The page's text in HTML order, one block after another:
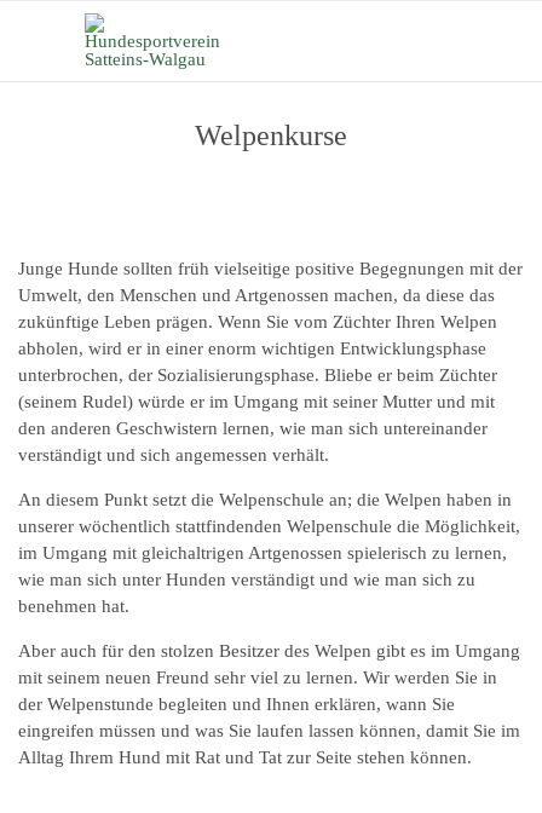
Welpenkurse
Junge Hunde sollten früh vielseitige positive Begegnungen mit der
Umwelt, den Menschen und Artgenossen machen, da diese das
zukünftige Leben prägen. Wenn Sie vom Züchter Ihren Welpen
abholen, wird er in einer enorm wichtigen Entwicklungsphase
unterbrochen, der Sozialisierungsphase. Bliebe er beim Züchter
(seinem Rudel) würde er im Umgang mit seiner Mutter und mit
den anderen Geschwistern lernen, wie man sich untereinander
verständigt und sich angemessen verhält.
An diesem Punkt setzt die Welpenschule an; die Welpen haben in
unserer wöchentlich stattfindenden Welpenschule die Möglichkeit,
im Umgang mit gleichaltrigen Artgenossen spielerisch zu lernen,
wie man sich unter Hunden verständigt und wie man sich zu
benehmen hat.
Aber auch für den stolzen Besitzer des Welpen gibt es im Umgang
mit seinem neuen Freund sehr viel zu lernen. Wir werden Sie in
der Welpenstunde begleiten und Ihnen erklären, wann Sie
eingreifen müssen und was Sie laufen lassen können, damit Sie im
Alltag Ihrem Hund mit Rat und Tat zur Seite stehen können.